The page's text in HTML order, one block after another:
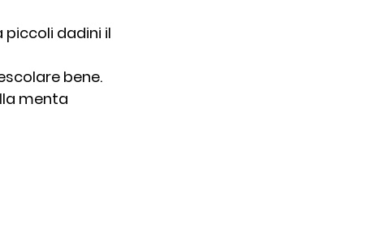
dadini il
bene.
menta